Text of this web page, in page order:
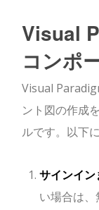
Visual
コンポ
Visual
ント図の作成
ルです。以下
サインイ
い場合は